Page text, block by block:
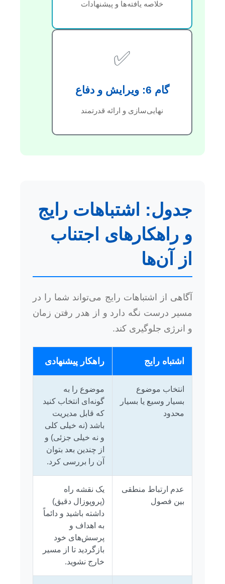
خلاصه یافته‌ها و پیشنهادات
✅
گام 6: ویرایش و دفاع
نهایی‌سازی و ارائه قدرتمند
جدول: اشتباهات رایج
و راهکارهای اجتناب
از آن‌ها
آگاهی از اشتباهات رایج می‌تواند شما را در
مسیر درست نگه دارد و از هدر رفتن زمان
و انرژی جلوگیری کند.
اشتباه رایج راهکار پیشنهادی
انتخاب موضوع
بسیار وسیع یا بسیار
محدود
موضوع را به
گونه‌ای انتخاب کنید
که قابل مدیریت
باشد (نه خیلی کلی
و نه خیلی جزئی) و
از چندین بعد بتوان
آن را بررسی کرد.
عدم ارتباط منطقی
بین فصول
یک نقشه راه
(پروپوزال دقیق)
داشته باشید و دائماً
به اهداف و
پرسش‌های خود
بازگردید تا از مسیر
خارج نشوید.